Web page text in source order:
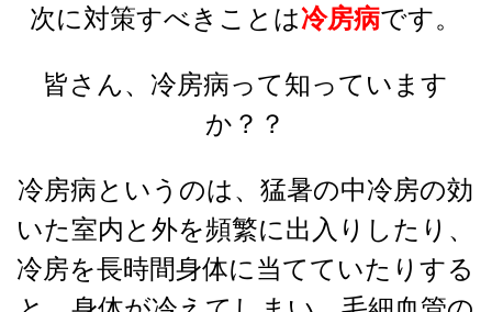
次に対策すべきことは冷房病です。
皆さん、冷房病って知っています
か？？
冷房病というのは、猛暑の中冷房の効
いた室内と外を頻繁に出入りしたり、
冷房を長時間身体に当てていたりする